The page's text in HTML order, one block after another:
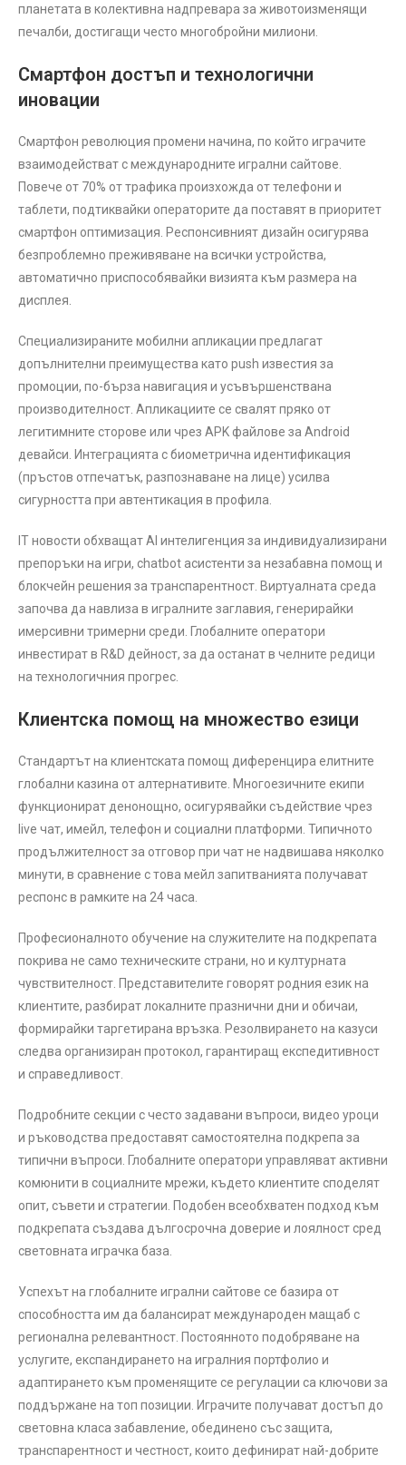
планетата в колективна надпревара за животоизменящи
печалби, достигащи често многобройни милиони.
Смартфон достъп и технологични
иновации
Смартфон революция промени начина, по който играчите
взаимодействат с международните игрални сайтове.
Повече от 70% от трафика произхожда от телефони и
таблети, подтиквайки операторите да поставят в приоритет
смартфон оптимизация. Респонсивният дизайн осигурява
безпроблемно преживяване на всички устройства,
автоматично приспособявайки визията към размера на
дисплея.
Специализираните мобилни апликации предлагат
допълнителни преимущества като push известия за
промоции, по-бърза навигация и усъвършенствана
производителност. Апликациите се свалят пряко от
легитимните сторове или чрез APK файлове за Android
девайси. Интеграцията с биометрична идентификация
(пръстов отпечатък, разпознаване на лице) усилва
сигурността при автентикация в профила.
IT новости обхващат AI интелигенция за индивидуализирани
препоръки на игри, chatbot асистенти за незабавна помощ и
блокчейн решения за транспарентност. Виртуалната среда
започва да навлиза в игралните заглавия, генерирайки
имерсивни тримерни среди. Глобалните оператори
инвестират в R&D дейност, за да останат в челните редици
на технологичния прогрес.
Клиентска помощ на множество езици
Стандартът на клиентската помощ диференцира елитните
глобални казина от алтернативите. Многоезичните екипи
функционират денонощно, осигурявайки съдействие чрез
live чат, имейл, телефон и социални платформи. Типичното
продължителност за отговор при чат не надвишава няколко
минути, в сравнение с това мейл запитванията получават
респонс в рамките на 24 часа.
Професионалното обучение на служителите на подкрепата
покрива не само техническите страни, но и културната
чувствителност. Представителите говорят родния език на
клиентите, разбират локалните празнични дни и обичаи,
формирайки таргетирана връзка. Резолвирането на казуси
следва организиран протокол, гарантиращ експедитивност
и справедливост.
Подробните секции с често задавани въпроси, видео уроци
и ръководства предоставят самостоятелна подкрепа за
типични въпроси. Глобалните оператори управляват активни
комюнити в социалните мрежи, където клиентите споделят
опит, съвети и стратегии. Подобен всеобхватен подход към
подкрепата създава дългосрочна доверие и лоялност сред
световната играчка база.
Успехът на глобалните игрални сайтове се базира от
способността им да балансират международен мащаб с
регионална релевантност. Постоянното подобряване на
услугите, експандирането на игралния портфолио и
адаптирането към променящите се регулации са ключови за
поддържане на топ позиции. Играчите получават достъп до
световна класа забавление, обединено със защита,
транспарентност и честност, които дефинират най-добрите